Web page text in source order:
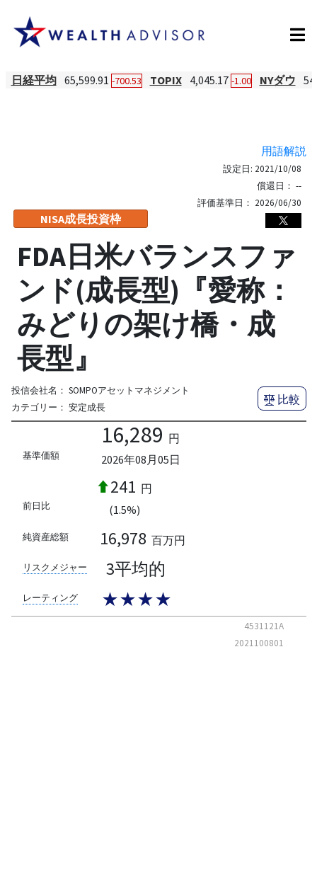
日経平均 65,599.91 -700.53 TOPIX 4,045.17 -1.00 NYダウ
用語解説
NISA成長投資枠
設定日: 2021/10/08
償還日： --
評価基準日： 2026/06/30
FDA日米バランスファ
ンド(成長型)『愛称：
みどりの架け橋・成
長型』
投信会社名： SOMPOアセットマネジメント
カテゴリー： 安定成長
比較
基準価額
16,289 円
2026年08月05日
前日比
241 円
(1.5%)
純資産総額 16,978 百万円
リスクメジャー 3平均的
レーティング ★★★★
4531121A
2021100801